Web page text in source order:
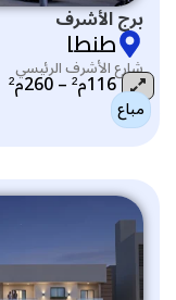
برج الأشرف
طنطا
شارع الأشرف الرئيسي
116م² – 260م²
مباع